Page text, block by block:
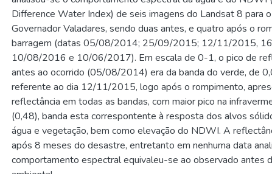
Difference Water Index) de seis imagens do Landsat 8 para
Governador Valadares, sendo duas antes, e quatro após o
barragem (datas 05/08/2014; 25/09/2015; 12/11/2015,
10/08/2016 e 10/06/2017). Em escala de 0-1, o pico de
antes ao ocorrido (05/08/2014) era da banda do verde, de
referente ao dia 12/11/2015, logo após o rompimento,
reflectância em todas as bandas, com maior pico na
(0,48), banda esta correspontente à resposta dos alvos
água e vegetação, bem como elevação do NDWI. A
após 8 meses do desastre, entretanto em nenhuma data
comportamento espectral equivaleu-se ao observado antes